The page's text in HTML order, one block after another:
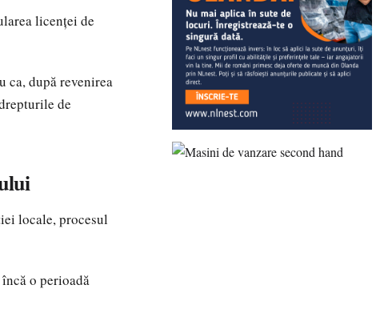
licenței de
ca, după revenirea
de
locale, procesul
o perioadă